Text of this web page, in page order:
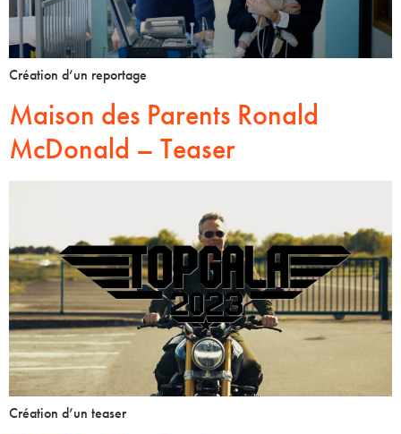
Création d’un reportage
Maison des Parents Ronald
McDonald – Teaser
Création d’un teaser